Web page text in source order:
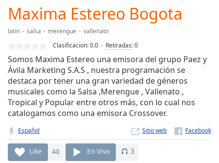
Current
Time 0:00
0.00%
Stream
TypeLIVE
Seek to
live,
currently
behind
Remaining
Time-
Maxima Estereo Bogota
latin salsa merengue
vallenato
Clasificacion:0.0 Retiradas:0
Somos Maxima Estereo una emisora del grupo Paez y
Ávila Marketing S.A.S , nuestra programación se
destaca por tener una gran variedad de géneros
musicales como la Salsa ,Merengue , Vallenato ,
Tropical y Popular entre otros más, con lo cual nos
catalogamos como una emisora Crossover.
Español Sitio web
Like 40 En Vivo 3